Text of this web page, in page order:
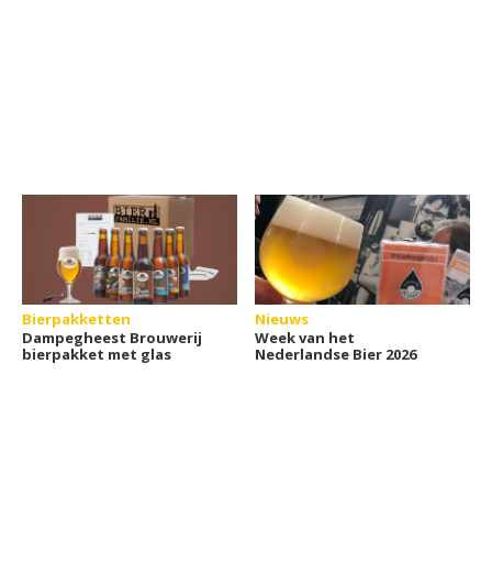
Bierpakketten
Dampegheest Brouwerij
bierpakket met glas
Nieuws
Week van het
Nederlandse Bier 2026